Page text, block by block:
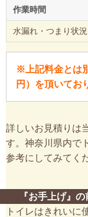
作業時間
水漏れ・つまり状
※上記料金とは
円）を頂いてお
詳しいお見積りは
す。神奈川県内で
参考にしてみてく
『お手上げ』
トイレはきれいに